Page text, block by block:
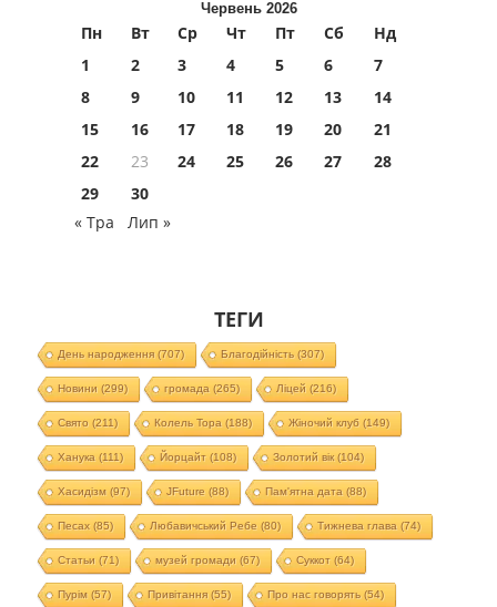
Червень 2026
Пн Вт Ср Чт Пт Сб
Нд
1
2 3 4 5 6
7
8
9 10 11 12 13
14
15
16 17 18 19 20
21
22
23 24 25 26 27
28
29
30
« Тра
Лип »
ТЕГИ
День народження(707) Благодійність (307)
Новини (299) громада (265) Ліцей (216)
Свято (211) Колель Тора (188) Жіночий клуб (149)
Ханука (111) Йорцайт (108) Золотий вік(104)
Хасидізм (97) JFuture (88) Пам'ятна дата (88)
Песах(85) Любавичський Ребе (80) Тижнева глава (74)
Статьи (71) музей громади (67) Суккот (64)
Пурім (57) Привітання(55) Про нас говорять (54)